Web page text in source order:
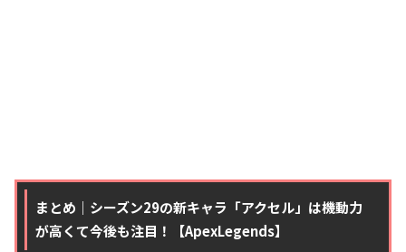
まとめ｜シーズン29の新キャラ「アクセル」は機動力
が高くて今後も注目！【ApexLegends】